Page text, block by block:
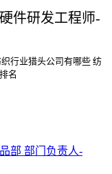
行业猎头公司有哪些 纺
名
部 部门负责人-